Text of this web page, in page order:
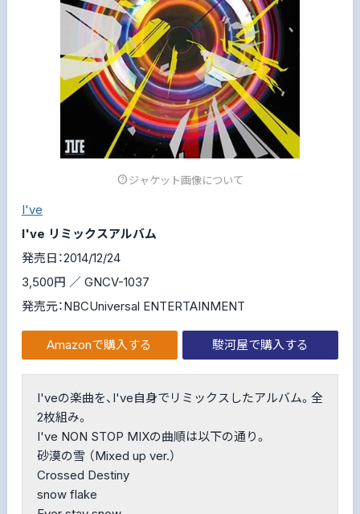
ジャケット画像について
I've
I've リミックスアルバム
発売日：2014/12/24
3,500円 ／ GNCV-1037
発売元：NBCUniversal ENTERTAINMENT
Amazonで購入する 駿河屋で購入する
I'veの楽曲を、I've自身でリミックスしたアルバム。全
2枚組み。
I've NON STOP MIXの曲順は以下の通り。
砂漠の雪 （Mixed up ver.）
Crossed Destiny
snow flake